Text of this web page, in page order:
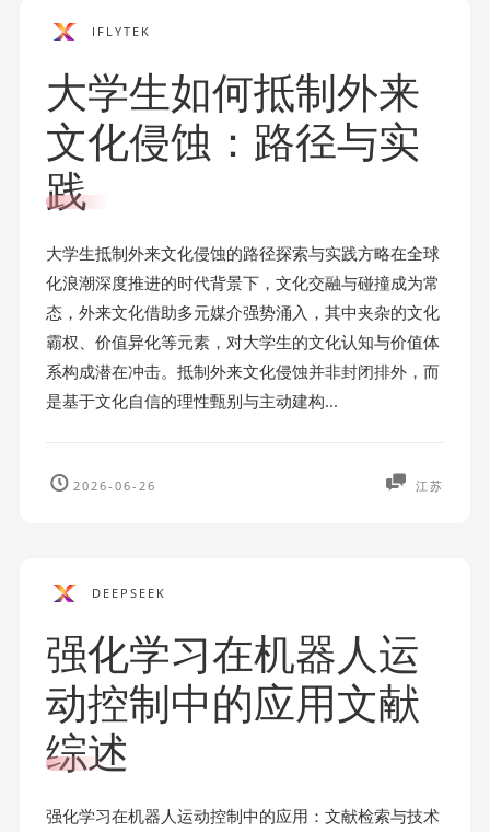
IFLYTEK
大学生如何抵制外来
文化侵蚀：路径与实
践
大学生抵制外来文化侵蚀的路径探索与实践方略在全球
化浪潮深度推进的时代背景下，文化交融与碰撞成为常
态，外来文化借助多元媒介强势涌入，其中夹杂的文化
霸权、价值异化等元素，对大学生的文化认知与价值体
系构成潜在冲击。抵制外来文化侵蚀并非封闭排外，而
是基于文化自信的理性甄别与主动建构...
2026-06-26 江苏
DEEPSEEK
强化学习在机器人运
动控制中的应用文献
综述
强化学习在机器人运动控制中的应用：文献检索与技术